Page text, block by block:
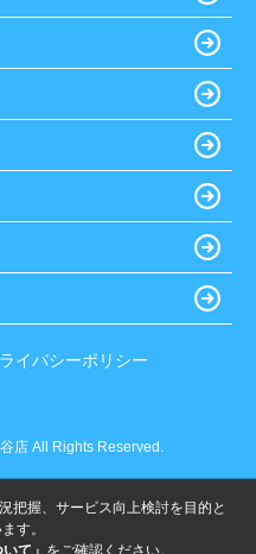
イバシーポリシー
店 All Rights Reserved.
把握、サービス向上検討を目的と
す。
て」 をご確認ください。